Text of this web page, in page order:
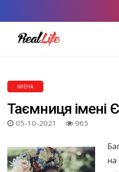
ІМЕНА
Таємниця імені
05-10-2021 965
на